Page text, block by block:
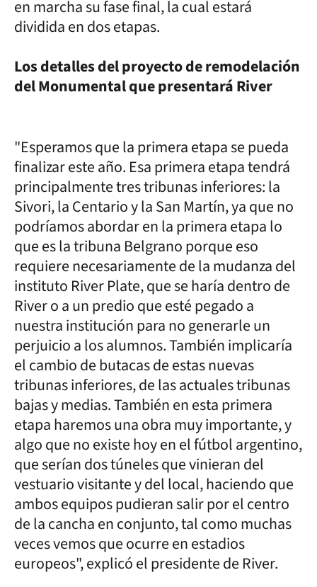
en marcha su fase final, la cual estará
dividida en dos etapas.
Los detalles del proyecto de remodelación
del Monumental que presentará River
"Esperamos que la primera etapa se pueda
finalizar este año. Esa primera etapa tendrá
principalmente tres tribunas inferiores: la
Sivori, la Centario y la San Martín, ya que no
podríamos abordar en la primera etapa lo
que es la tribuna Belgrano porque eso
requiere necesariamente de la mudanza del
instituto River Plate, que se haría dentro de
River o a un predio que esté pegado a
nuestra institución para no generarle un
perjuicio a los alumnos. También implicaría
el cambio de butacas de estas nuevas
tribunas inferiores, de las actuales tribunas
bajas y medias. También en esta primera
etapa haremos una obra muy importante, y
algo que no existe hoy en el fútbol argentino,
que serían dos túneles que vinieran del
vestuario visitante y del local, haciendo que
ambos equipos pudieran salir por el centro
de la cancha en conjunto, tal como muchas
veces vemos que ocurre en estadios
europeos", explicó el presidente de River.